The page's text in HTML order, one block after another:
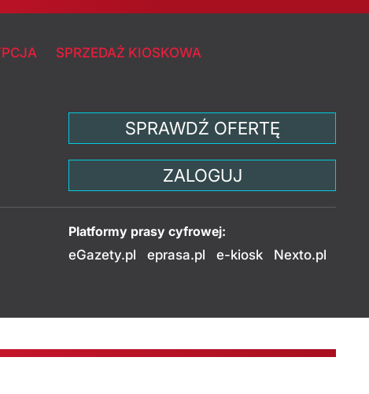
SPRZEDAŻ KIOSKOWA
SPRAWDŹ OFERTĘ
ZALOGUJ
Platformy prasy cyfrowej:
eGazety.pl
eprasa.pl e-kiosk Nexto.pl